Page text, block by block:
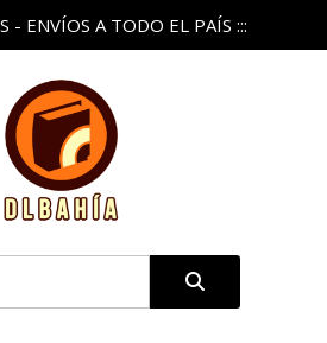
- ENVÍOS A TODO EL PAÍS :::